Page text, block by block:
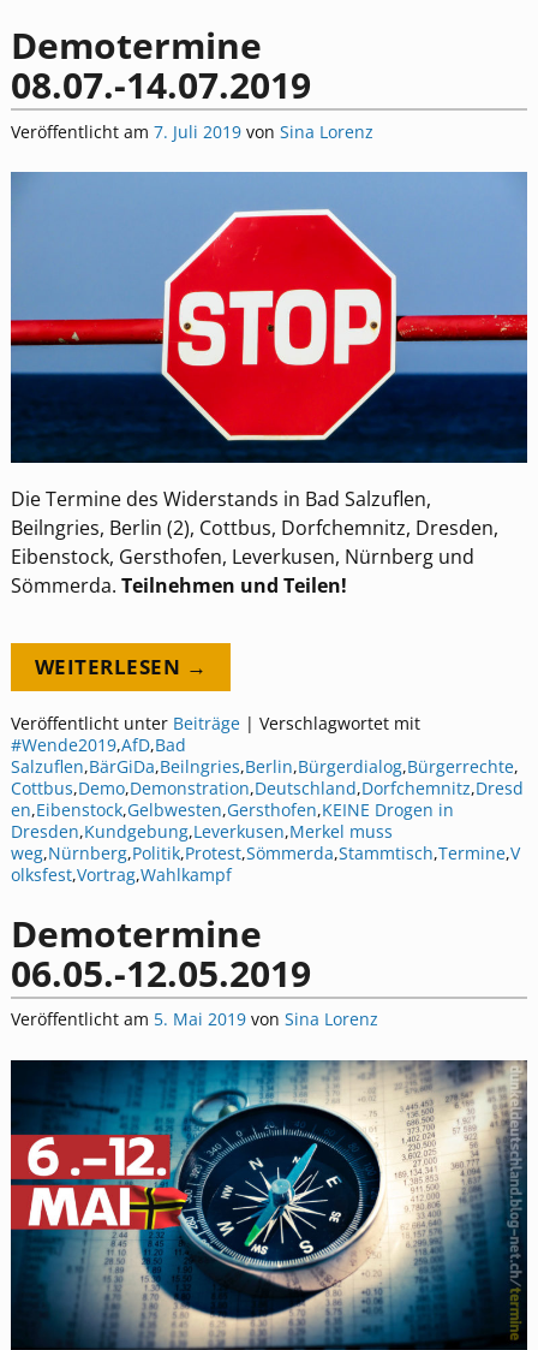
Demotermine
08.07.-14.07.2019
Veröffentlicht am 7. Juli 2019 von Sina Lorenz
Die Termine des Widerstands in Bad Salzuflen,
Beilngries, Berlin (2), Cottbus, Dorfchemnitz, Dresden,
Eibenstock, Gersthofen, Leverkusen, Nürnberg und
Sömmerda. Teilnehmen und Teilen!
WEITERLESEN →
Veröffentlicht unter Beiträge| Verschlagwortet mit
#Wende2019,AfD,Bad
Salzuflen,BärGiDa,Beilngries,Berlin,Bürgerdialog,Bürgerrechte,
Cottbus,Demo,Demonstration,Deutschland,Dorfchemnitz,Dresd
en,Eibenstock,Gelbwesten,Gersthofen,KEINE Drogen in
Dresden,Kundgebung,Leverkusen,Merkel muss
weg,Nürnberg,Politik,Protest,Sömmerda,Stammtisch,Termine,V
olksfest,Vortrag,Wahlkampf
Demotermine
06.05.-12.05.2019
Veröffentlicht am 5. Mai 2019 von Sina Lorenz